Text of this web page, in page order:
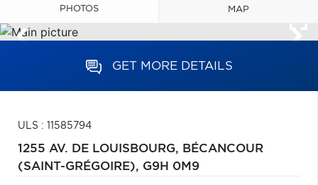
PHOTOS MAP
GET MORE DETAILS
ULS : 11585794
1255 AV. DE LOUISBOURG, BÉCANCOUR
(SAINT-GRÉGOIRE), G9H 0M9